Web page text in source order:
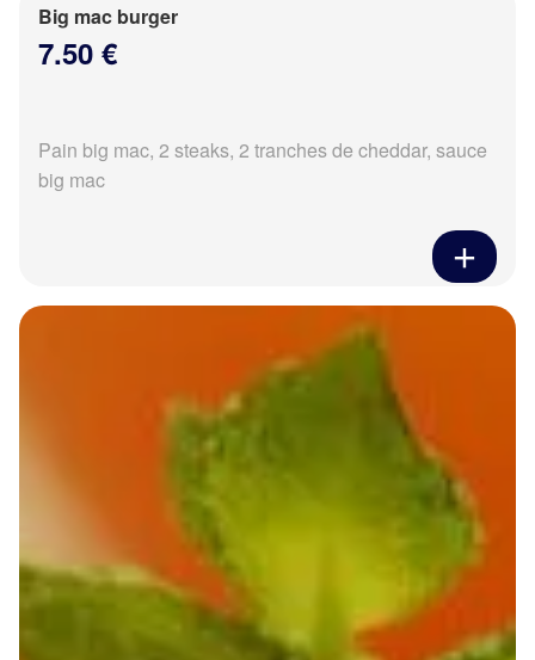
Big mac burger
7.50 €
Pain big mac, 2 steaks, 2 tranches de cheddar, sauce
big mac